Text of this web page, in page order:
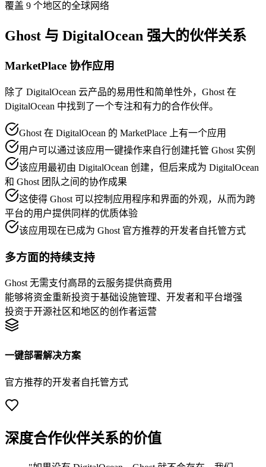
覆盖 9 个地区的全球网络
Ghost 与 DigitalOcean 强大的伙伴关系
MarketPlace 协作应用
除了 DigitalOcean 云产品的易用性和简单性外，Ghost 在
DigitalOcean 中找到了一个专注和有力的合作伙伴。
Ghost 在 DigitalOcean 的 MarketPlace 上有一个应用
用户可以通过该应用一键操作来自行创建托管 Ghost 实例
该应用最初由 DigitalOcean 创建，但后来成为 DigitalOcean
和 Ghost 团队之间的协作成果
这使得 Ghost 可以控制应用程序和界面的外观，从而为跨
平台的用户提供同样的优质体验
该应用现在已成为 Ghost 官方推荐的开发者自托管方式
多方面的持续支持
Ghost 无需支付高昂的云服务提供商费用
能够将资金重新投资于基础设施管理、开发者和平台增强
投资于开源社区和地区的创作者运营
一键部署解决方案
官方推荐的开发者自托管方式
深度合作伙伴关系的价值